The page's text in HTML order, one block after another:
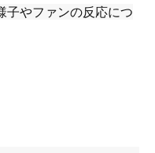
子やファンの反応につ